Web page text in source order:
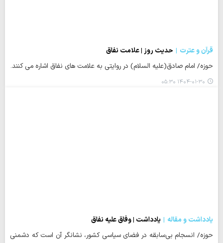
قرآن و عترت
حدیث روز | علامت نفاق
حوزه/ امام صادق(علیه السلام) در روایتی به علامت های نفاق اشاره می کنند.
۱۴۰۴-۰۱-۳۰ ۰۵:۳۰
یادداشت و مقاله
یادداشت | وفاق علیه نفاق
حوزه/ انسجام بی‌سابقه در فضای سیاسی کشور، نشانگر آن است که دشمنی